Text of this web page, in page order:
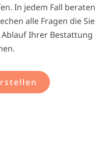
In jedem Fall beraten
alle Fragen die Sie
Ihrer Bestattung